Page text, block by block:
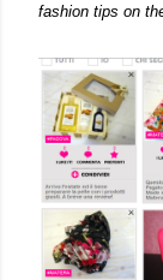
fashion tips on